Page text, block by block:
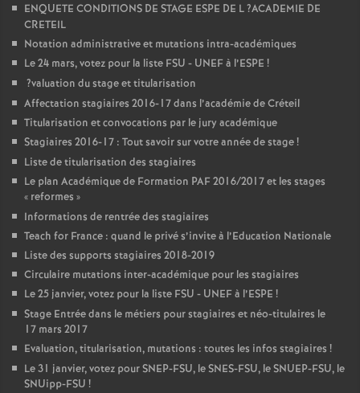
ENQUETE CONDITIONS DE STAGE ESPE DE L?ACADEMIE DE
CRETEIL
Notation administrative et mutations intra-académiques
Le 24 mars, votez pour la liste FSU - UNEFà l’ESPE !
?valuation du stage et titularisation
Affectation stagiaires 2016-17 dans l’académie de Créteil
Titularisation et convocations par le jury académique
Stagiaires 2016-17 : Tout savoir sur votre année de stage!
Liste de titularisation des stagiaires
Le plan Académique de Formation PAF2016/2017 et les stages
« reformes »
Informations de rentrée des stagiaires
Teach for France : quand le privé s’invite à l’Education Nationale
Liste des supports stagiaires 2018-2019
Circulaire mutations inter-académique pour les stagiaires
Le 25 janvier, votez pour la liste FSU - UNEFà l’ESPE !
Stage Entrée dans le métiers pour stagiaires et néo-titulaires le
17 mars 2017
Evaluation, titularisation, mutations : toutes les infos stagiaires !
Le 31 janvier, votez pourSNEP-FSU, leSNES-FSU, leSNUEP-FSU, le
SNUipp-FSU !